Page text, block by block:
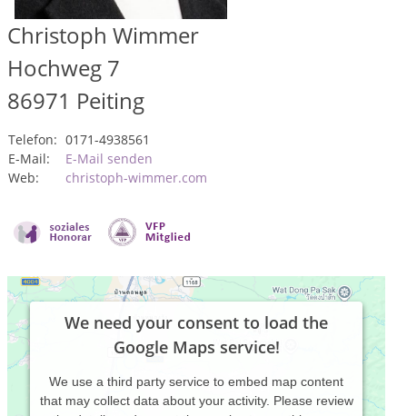
Christoph Wimmer
Hochweg 7
86971 Peiting
Telefon: 0171-4938561
E-Mail:
E-Mail senden
Web:
christoph-wimmer.com
We need your consent to load the
Google Maps service!
We use a third party service to embed map content
that may collect data about your activity. Please review